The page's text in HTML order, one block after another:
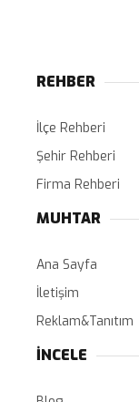
REHBER
İlçe Rehberi
Şehir Rehberi
Firma Rehberi
MUHTAR
Ana Sayfa
İletişim
Reklam&Tanıtım
İNCELE